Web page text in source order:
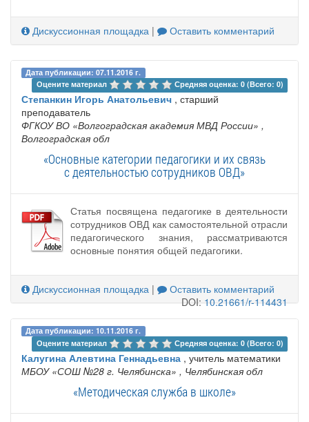
Дискуссионная площадка | Оставить комментарий
Дата публикации: 07.11.2016 г.
Оцените материал
Средняя оценка: 0 (Всего: 0)
Степанкин Игорь Анатольевич , старший
преподаватель
ФГКОУ ВО «Волгоградская академия МВД России» ,
Волгоградская обл
«Основные категории педагогики и их связь
с деятельностью сотрудников ОВД»
Статья посвящена педагогике в деятельности
сотрудников ОВД как самостоятельной отрасли
педагогического знания, рассматриваются
основные понятия общей педагогики.
Дискуссионная площадка |
Оставить комментарий
DOI:10.21661/r-114431
Дата публикации: 10.11.2016 г.
Оцените материал
Средняя оценка: 0 (Всего: 0)
Калугина Алевтина Геннадьевна , учитель математики
МБОУ «СОШ №28 г. Челябинска» , Челябинская обл
«Методическая служба в школе»